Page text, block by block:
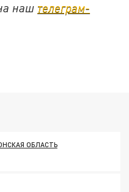
наш телеграм-
ОБЛАСТЬ